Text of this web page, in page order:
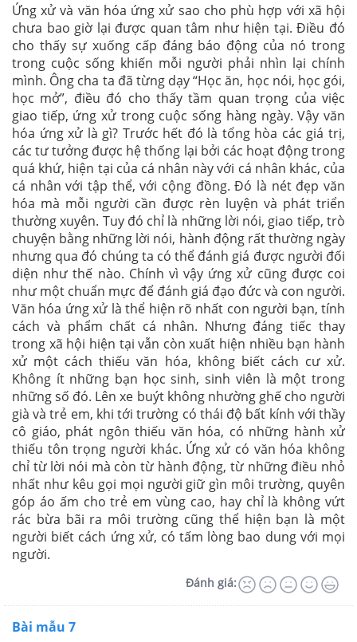
Ứng xử và văn hóa ứng xử sao cho phù hợp với xã hội
chưa bao giờ lại được quan tâm như hiện tại. Điều đó
cho thấy sự xuống cấp đáng báo động của nó trong
trong cuộc sống khiến mỗi người phải nhìn lại chính
mình. Ông cha ta đã từng dạy “Học ăn, học nói, học gói,
học mở”, điều đó cho thấy tầm quan trọng của việc
giao tiếp, ứng xử trong cuộc sống hàng ngày. Vậy văn
hóa ứng xử là gì? Trước hết đó là tổng hòa các giá trị,
các tư tưởng được hệ thống lại bởi các hoạt động trong
quá khứ, hiện tại của cá nhân này với cá nhân khác, của
cá nhân với tập thể, với cộng đồng. Đó là nét đẹp văn
hóa mà mỗi người cần được rèn luyện và phát triển
thường xuyên. Tuy đó chỉ là những lời nói, giao tiếp, trò
chuyện bằng những lời nói, hành động rất thường ngày
nhưng qua đó chúng ta có thể đánh giá được người đối
diện như thế nào. Chính vì vậy ứng xử cũng được coi
như một chuẩn mực để đánh giá đạo đức và con người.
Văn hóa ứng xử là thể hiện rõ nhất con người bạn, tính
cách và phẩm chất cá nhân. Nhưng đáng tiếc thay
trong xã hội hiện tại vẫn còn xuất hiện nhiều bạn hành
xử một cách thiếu văn hóa, không biết cách cư xử.
Không ít những bạn học sinh, sinh viên là một trong
những số đó. Lên xe buýt không nhường ghế cho người
già và trẻ em, khi tới trường có thái độ bất kính với thầy
cô giáo, phát ngôn thiếu văn hóa, có những hành xử
thiếu tôn trọng người khác. Ứng xử có văn hóa không
chỉ từ lời nói mà còn từ hành động, từ những điều nhỏ
nhất như kêu gọi mọi người giữ gìn môi trường, quyên
góp áo ấm cho trẻ em vùng cao, hay chỉ là không vứt
rác bừa bãi ra môi trường cũng thể hiện bạn là một
người biết cách ứng xử, có tấm lòng bao dung với mọi
người.
Đánh giá:
Bài mẫu 7